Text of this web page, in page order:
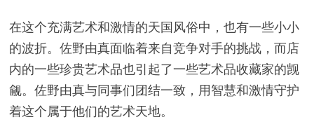
在这个充满艺术和激情的天国风俗中，也有一些小小
的波折。佐野由真面临着来自竞争对手的挑战，而店
内的一些珍贵艺术品也引起了一些艺术品收藏家的觊
觎。佐野由真与同事们团结一致，用智慧和激情守护
着这个属于他们的艺术天地。